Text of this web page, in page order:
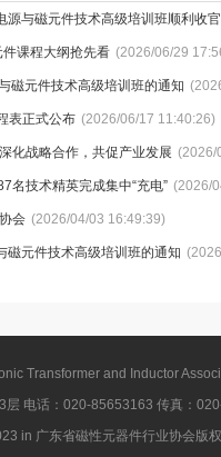
与磁元件技术高级培训班顺利收官
课程大纲抢先看 (2026/06/29
磁元件技术高级培训班的通知
表正式公布 (2026/06/17 11:40:26)
化战略合作，共促产业发展 (2026/
名技术精英完成集中“充电” (2026/
会 (2026/04/03 16:49:39)
磁元件技术高级培训班的通知
Transformer and Inductor
层 电话：020-85653163 传真：
in 广东省磁性元器件行业协会版